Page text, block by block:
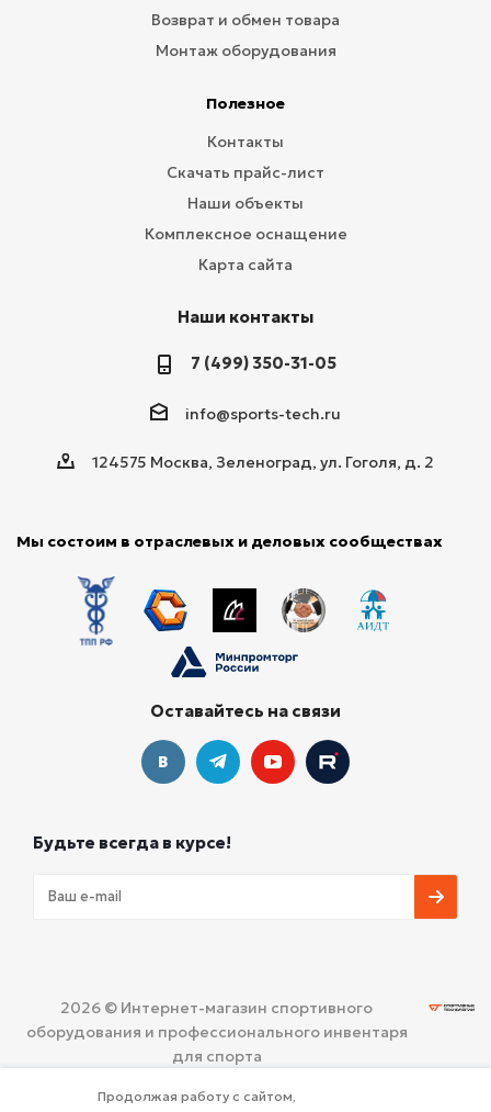
Возврат и обмен товара
Монтаж оборудования
Полезное
Контакты
Скачать прайс-лист
Наши объекты
Комплексное оснащение
Карта сайта
Наши контакты
7 (499) 350-31-05
info@sports-tech.ru
124575 Москва, Зеленоград, ул. Гоголя, д. 2
Мы состоим в отраслевых и деловых сообществах
Оставайтесь на связи
Будьте всегда в курсе!
2026 © Интернет-магазин спортивного
оборудования и профессионального инвентаря
для спорта
конфиденциальности
Продолжая работу с сайтом,